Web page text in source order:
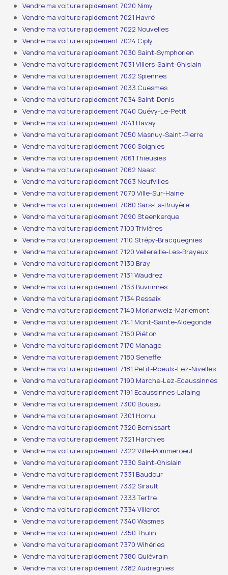
Vendre ma voiture rapidement 7020 Nimy
Vendre ma voiture rapidement 7021 Havré
Vendre ma voiture rapidement 7022 Nouvelles
Vendre ma voiture rapidement 7024 Ciply
Vendre ma voiture rapidement 7030 Saint-Symphorien
Vendre ma voiture rapidement 7031 Villers-Saint-Ghislain
Vendre ma voiture rapidement 7032 Spiennes
Vendre ma voiture rapidement 7033 Cuesmes
Vendre ma voiture rapidement 7034 Saint-Denis
Vendre ma voiture rapidement 7040 Quévy-Le-Petit
Vendre ma voiture rapidement 7041 Havay
Vendre ma voiture rapidement 7050 Masnuy-Saint-Pierre
Vendre ma voiture rapidement 7060 Soignies
Vendre ma voiture rapidement 7061 Thieusies
Vendre ma voiture rapidement 7062 Naast
Vendre ma voiture rapidement 7063 Neufvilles
Vendre ma voiture rapidement 7070 Ville-Sur-Haine
Vendre ma voiture rapidement 7080 Sars-La-Bruyère
Vendre ma voiture rapidement 7090 Steenkerque
Vendre ma voiture rapidement 7100 Trivières
Vendre ma voiture rapidement 7110 Strépy-Bracquegnies
Vendre ma voiture rapidement 7120 Vellereille-Les-Brayeux
Vendre ma voiture rapidement 7130 Bray
Vendre ma voiture rapidement 7131 Waudrez
Vendre ma voiture rapidement 7133 Buvrinnes
Vendre ma voiture rapidement 7134 Ressaix
Vendre ma voiture rapidement 7140 Morlanwelz-Mariemont
Vendre ma voiture rapidement 7141 Mont-Sainte-Aldegonde
Vendre ma voiture rapidement 7160 Piéton
Vendre ma voiture rapidement 7170 Manage
Vendre ma voiture rapidement 7180 Seneffe
Vendre ma voiture rapidement 7181 Petit-Roeulx-Lez-Nivelles
Vendre ma voiture rapidement 7190 Marche-Lez-Ecaussinnes
Vendre ma voiture rapidement 7191 Ecaussinnes-Lalaing
Vendre ma voiture rapidement 7300 Boussu
Vendre ma voiture rapidement 7301 Hornu
Vendre ma voiture rapidement 7320 Bernissart
Vendre ma voiture rapidement 7321 Harchies
Vendre ma voiture rapidement 7322 Ville-Pommeroeul
Vendre ma voiture rapidement 7330 Saint-Ghislain
Vendre ma voiture rapidement 7331 Baudour
Vendre ma voiture rapidement 7332 Sirault
Vendre ma voiture rapidement 7333 Tertre
Vendre ma voiture rapidement 7334 Villerot
Vendre ma voiture rapidement 7340 Wasmes
Vendre ma voiture rapidement 7350 Thulin
Vendre ma voiture rapidement 7370 Wihéries
Vendre ma voiture rapidement 7380 Quiévrain
Vendre ma voiture rapidement 7382 Audregnies